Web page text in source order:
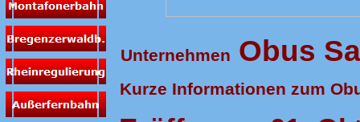
Unternehmen Obus
Kurze Informationen zum